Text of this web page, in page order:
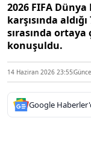
2026 FIFA Dünya
karşısında
sırasında ortaya
konuşuldu.
14 Haziran 2026 23:55
Google